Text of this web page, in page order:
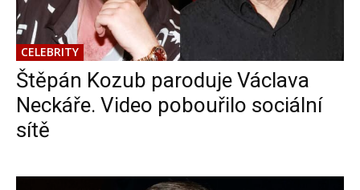
CELEBRITY
Štěpán Kozub paroduje Václava
Neckáře. Video pobouřilo sociální
sítě